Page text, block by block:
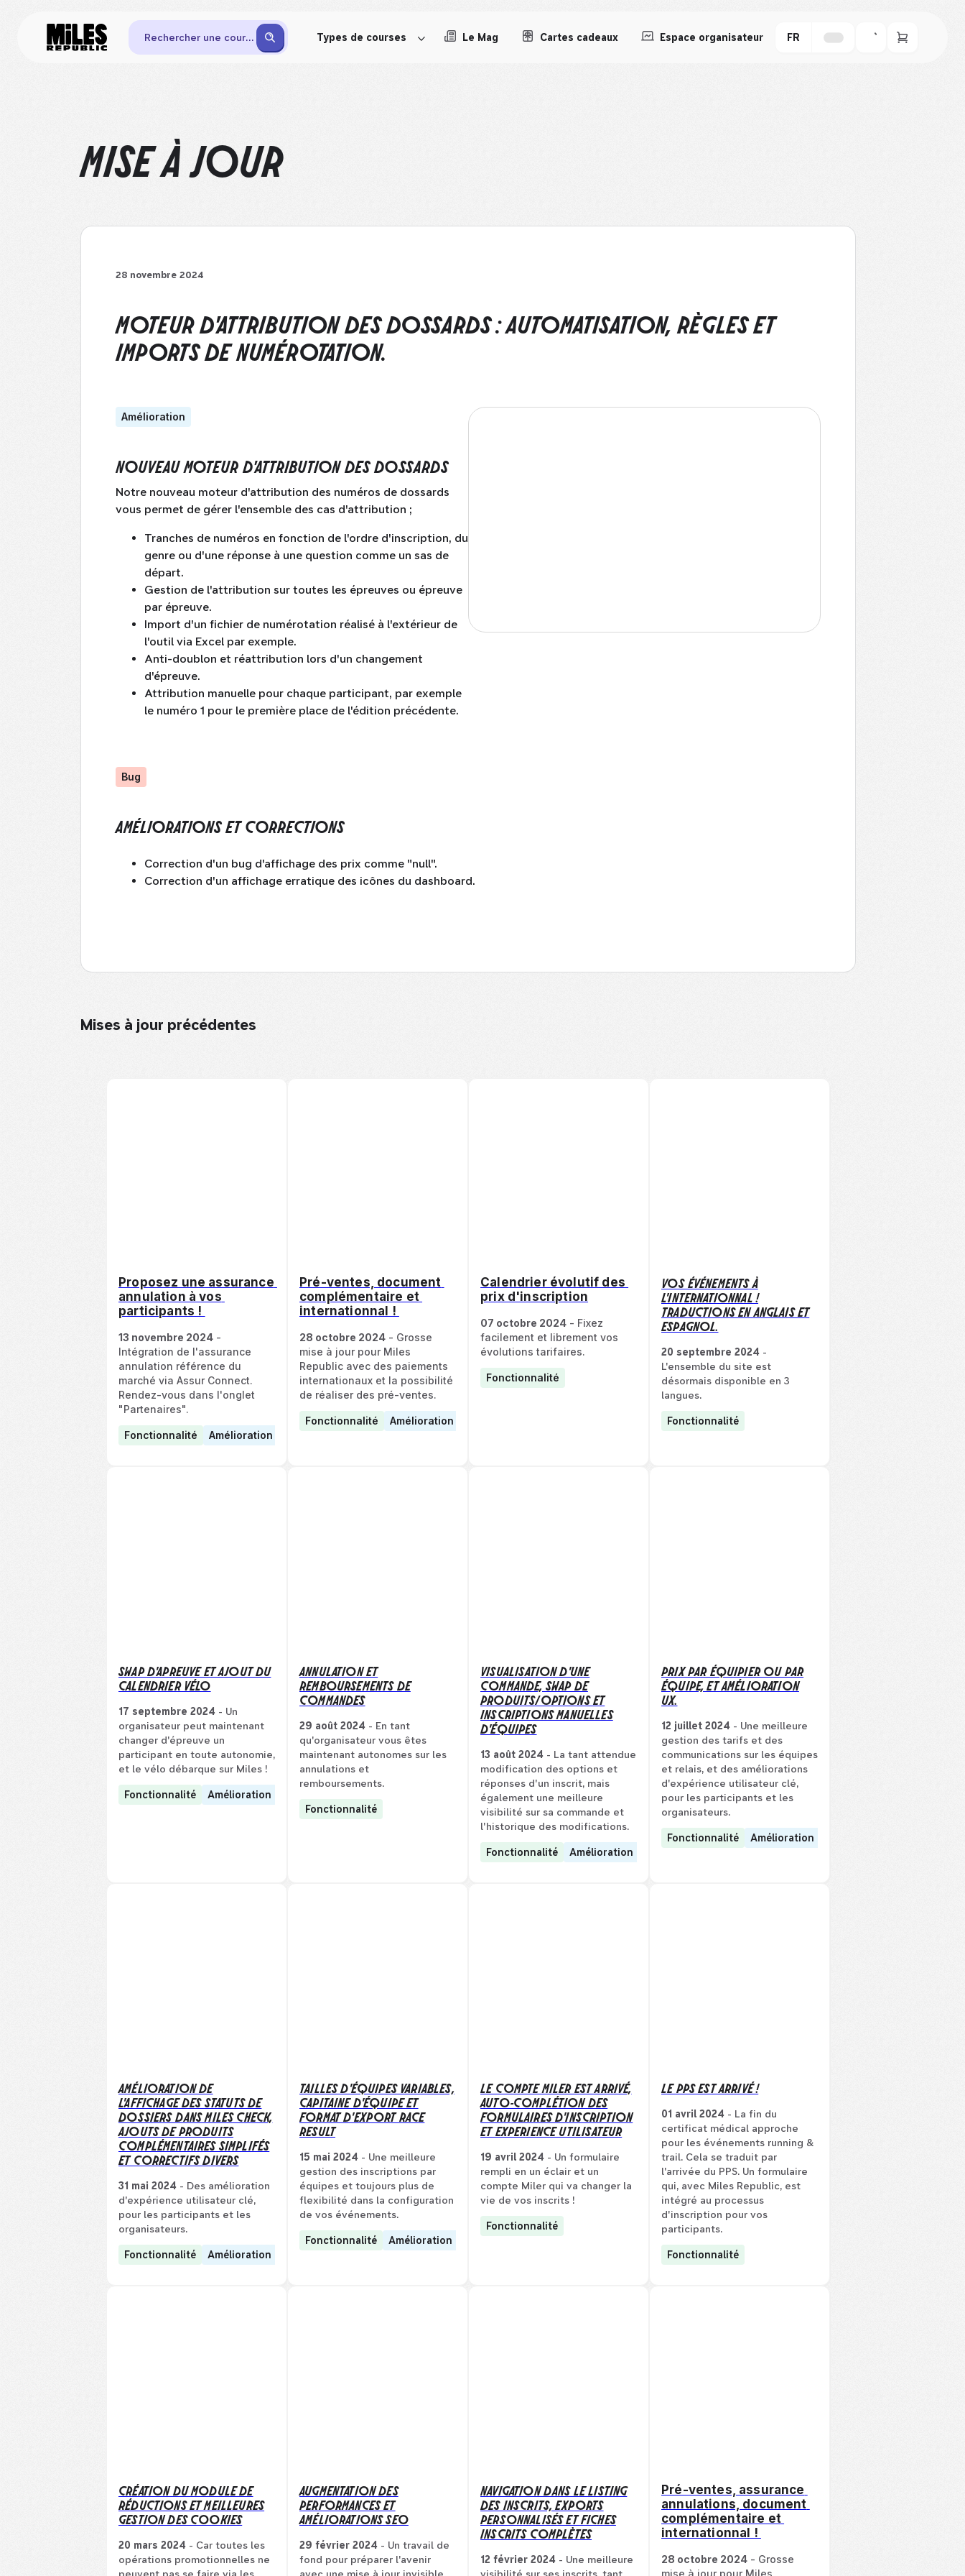
Rechercher une course Types de courses Le Mag Cartes cadeaux Espace organisateur FR
MISE À JOUR
28 novembre 2024
MOTEUR D'ATTRIBUTION DES DOSSARDS : AUTOMATISATION, RÈGLES ET
IMPORTS DE NUMÉROTATION.
Amélioration
NOUVEAU MOTEUR D'ATTRIBUTION DES DOSSARDS
Notre nouveau moteur d'attribution des numéros de dossards
vous permet de gérer l'ensemble des cas d'attribution ;
Tranches de numéros en fonction de l'ordre d'inscription, du
genre ou d'une réponse à une question comme un sas de
départ.
Gestion de l'attribution sur toutes les épreuves ou épreuve
par épreuve.
Import d'un fichier de numérotation réalisé à l'extérieur de
l'outil via Excel par exemple.
Anti-doublon et réattribution lors d'un changement
d'épreuve.
Attribution manuelle pour chaque participant, par exemple
le numéro 1 pour le première place de l'édition précédente.
Bug
AMÉLIORATIONS ET CORRECTIONS
Correction d'un bug d'affichage des prix comme "null".
Correction d'un affichage erratique des icônes du dashboard.
Mises à jour précédentes
Proposez une assurance
annulation à vos
participants !
13 novembre 2024 -
Intégration de l'assurance
annulation référence du
marché via Assur Connect.
Rendez-vous dans l'onglet
"Partenaires".
Fonctionnalité Amélioration
Pré-ventes, document
complémentaire et
internationnal !
28 octobre 2024 - Grosse
mise à jour pour Miles
Republic avec des paiements
internationaux et la possibilité
de réaliser des pré-ventes.
Fonctionnalité Amélioration
Calendrier évolutif des
prix d'inscription
07 octobre 2024 - Fixez
facilement et librement vos
évolutions tarifaires.
Fonctionnalité
VOS ÉVÉNEMENTS À
L'INTERNATIONNAL !
TRADUCTIONS EN ANGLAIS ET
ESPAGNOL.
20 septembre 2024 -
L'ensemble du site est
désormais disponible en 3
langues.
Fonctionnalité
SWAP D'APREUVE ET AJOUT DU
CALENDRIER VÉLO
17 septembre 2024 - Un
organisateur peut maintenant
changer d'épreuve un
participant en toute autonomie,
et le vélo débarque sur Miles !
Fonctionnalité Amélioration
ANNULATION ET
REMBOURSEMENTS DE
COMMANDES
29 août 2024 - En tant
qu'organisateur vous êtes
maintenant autonomes sur les
annulations et
remboursements.
Fonctionnalité
VISUALISATION D'UNE
COMMANDE, SWAP DE
PRODUITS/OPTIONS ET
INSCRIPTIONS MANUELLES
D'ÉQUIPES
13 août 2024 - La tant attendue
modification des options et
réponses d'un inscrit, mais
également une meilleure
visibilité sur sa commande et
l'historique des modifications.
Fonctionnalité Amélioration
PRIX PAR ÉQUIPIER OU PAR
ÉQUIPE, ET AMÉLIORATION
UX.
12 juillet 2024 - Une meilleure
gestion des tarifs et des
communications sur les équipes
et relais, et des améliorations
d'expérience utilisateur clé,
pour les participants et les
organisateurs.
Fonctionnalité Amélioration
AMÉLIORATION DE
L'AFFICHAGE DES STATUTS DE
DOSSIERS DANS MILES CHECK,
AJOUTS DE PRODUITS
COMPLÉMENTAIRES SIMPLIFÉS
ET CORRECTIFS DIVERS
31 mai 2024 - Des amélioration
d'expérience utilisateur clé,
pour les participants et les
organisateurs.
Fonctionnalité Amélioration
TAILLES D'ÉQUIPES VARIABLES,
CAPITAINE D'ÉQUIPE ET
FORMAT D'EXPORT RACE
RESULT
15 mai 2024 - Une meilleure
gestion des inscriptions par
équipes et toujours plus de
flexibilité dans la configuration
de vos événements.
Fonctionnalité Amélioration
LE COMPTE MILER EST ARRIVÉ,
AUTO-COMPLÉTION DES
FORMULAIRES D'INSCRIPTION
ET EXPERIENCE UTILISATEUR
19 avril 2024 - Un formulaire
rempli en un éclair et un
compte Miler qui va changer la
vie de vos inscrits !
Fonctionnalité
LE PPS EST ARRIVÉ !
01 avril 2024 - La fin du
certificat médical approche
pour les événements running &
trail. Cela se traduit par
l'arrivée du PPS. Un formulaire
qui, avec Miles Republic, est
intégré au processus
d'inscription pour vos
participants.
Fonctionnalité
CRÉATION DU MODULE DE
RÉDUCTIONS ET MEILLEURES
GESTION DES COOKIES
20 mars 2024 - Car toutes les
opérations promotionnelles ne
AUGMENTATION DES
PERFORMANCES ET
AMÉLIORATIONS SEO
29 février 2024 - Un travail de
fond pour préparer l'avenir
NAVIGATION DANS LE LISTING
DES INSCRITS, EXPORTS
PERSONNALISÉS ET FICHES
INSCRITS COMPLÈTES
12 février 2024 - Une meilleure
Pré-ventes, assurance
annulations, document
complémentaire et
internationnal !
28 octobre 2024 - Grosse
mise à jour pour Miles